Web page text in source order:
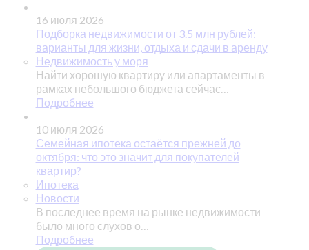
16 июля 2026
Подборка недвижимости от 3.5 млн рублей:
варианты для жизни, отдыха и сдачи в аренду
Недвижимость у моря
Найти хорошую квартиру или апартаменты в
рамках небольшого бюджета сейчас…
Подробнее
10 июля 2026
Семейная ипотека остаётся прежней до
октября: что это значит для покупателей
квартир?
Ипотека
Новости
В последнее время на рынке недвижимости
было много слухов о…
Подробнее